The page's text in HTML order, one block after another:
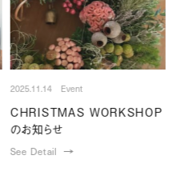
2025.11.14 Event
CHRISTMAS WORKSHOP
のお知らせ
See Detail